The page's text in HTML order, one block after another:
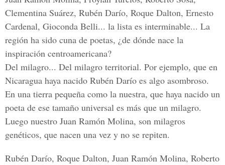
Clementina Suárez, Rubén Darío, Roque Dalton, Ernesto
Cardenal, Gioconda Belli... la lista es interminable... La
región ha sido cuna de poetas, ¿de dónde nace la
inspiración centroamericana?
Del milagro... Del milagro territorial. Por ejemplo, que en
Nicaragua haya nacido Rubén Darío es algo asombroso.
En una tierra pequeña como la nuestra, que haya nacido un
poeta de ese tamaño universal es más que un milagro.
Luego nuestro Juan Ramón Molina, son milagros
genéticos, que nacen una vez y no se repiten.
Rubén Darío, Roque Dalton, Juan Ramón Molina, Roberto